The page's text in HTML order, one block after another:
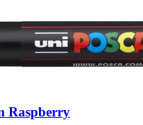
Raspberry